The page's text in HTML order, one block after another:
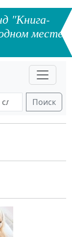
"Книга-
месте
Поиск